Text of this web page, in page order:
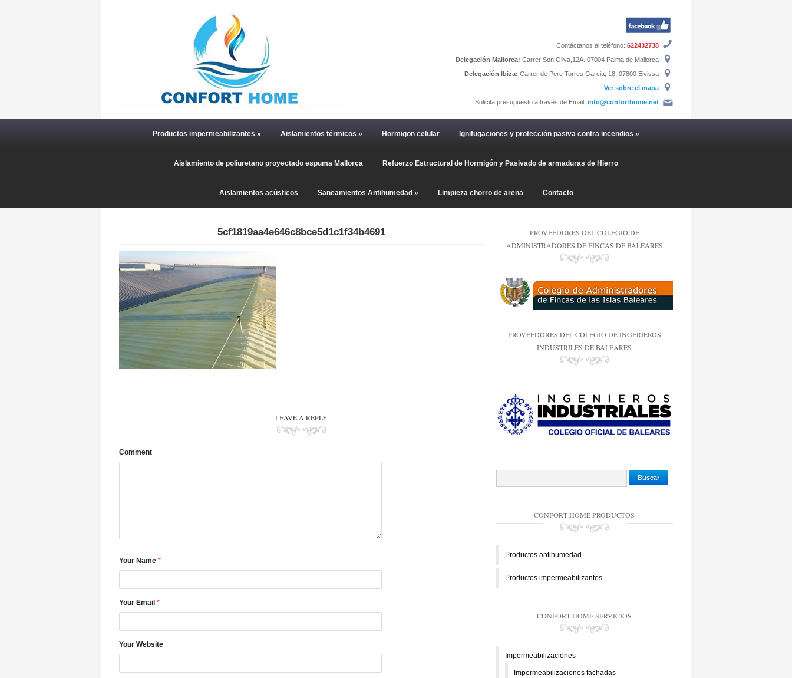
Contáctanos al teléfono: 622432738
Delegación Mallorca: Carrer Son Oliva,12A. 07004 Palma de Mallorca
Delegación Ibiza: Carrer de Pere Torres Garcia, 18. 07800 Eivissa
Ver sobre el mapa
Solicita presupuesto a través de Email: info@conforthome.net
Productos impermeabilizantes » Aislamientos térmicos » Hormigon celular Ignifugaciones y protección pasiva contra incendios »
Aislamiento de poliuretano proyectado espuma Mallorca Refuerzo Estructural de Hormigón y Pasivado de armaduras de Hierro
Aislamientos acústicos Saneamientos Antihumedad » Limpieza chorro de arena Contacto
5cf1819aa4e646c8bce5d1c1f34b4691
LEAVE A REPLY
Comment
Your Name *
Your Email *
Your Website
PROVEEDORES DEL COLEGIO DE
ADMINISTRADORES DE FINCAS DE BALEARES
PROVEEDORES DEL COLEGIO DE INGERIEROS
INDUSTRILES DE BALEARES
CONFORT HOME PRODUCTOS
Productos antihumedad
Productos impermeabilizantes
CONFORT HOME SERVICIOS
Impermeabilizaciones
Impermeabilizaciones fachadas